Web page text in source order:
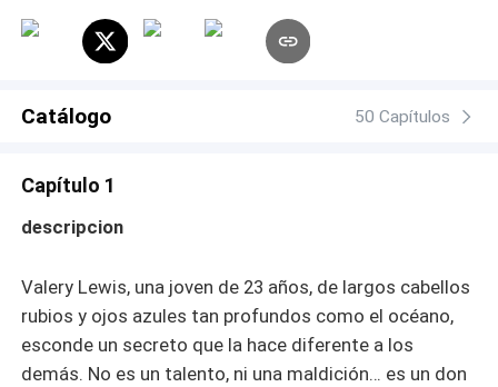
cambiar lo inevitable? Quizás lo logre... Pero los finales
felices no existen. Nunca han existido. Ella lo sabe. Lo ha
Y aún así, por primera vez en su vida... sueña con un
conseguirá? ¿O simplemente se perderá en el intento? *
Independiente
Catálogo 50 Capítulos
Capítulo 1
descripcion
Valery Lewis, una joven de 23 años, de largos cabellos
rubios y ojos azules tan profundos como el océano,
esconde un secreto que la hace diferente a los
demás. No es un talento, ni una maldición… es un don